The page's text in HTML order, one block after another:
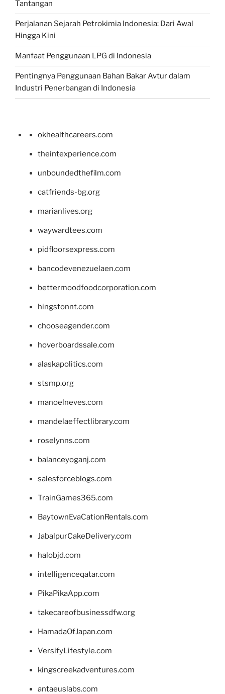
Tantangan
Perjalanan Sejarah Petrokimia Indonesia: Dari Awal
Hingga Kini
Manfaat Penggunaan LPG di Indonesia
Pentingnya Penggunaan Bahan Bakar Avtur dalam
Industri Penerbangan di Indonesia
okhealthcareers.com
theintexperience.com
unboundedthefilm.com
catfriends-bg.org
marianlives.org
waywardtees.com
pidfloorsexpress.com
bancodevenezuelaen.com
bettermoodfoodcorporation.com
hingstonnt.com
chooseagender.com
hoverboardssale.com
alaskapolitics.com
stsmp.org
manoelneves.com
mandelaeffectlibrary.com
roselynns.com
balanceyoganj.com
salesforceblogs.com
TrainGames365.com
BaytownEvaCationRentals.com
JabalpurCakeDelivery.com
halobjd.com
intelligenceqatar.com
PikaPikaApp.com
takecareofbusinessdfw.org
HamadaOfJapan.com
VersifyLifestyle.com
kingscreekadventures.com
antaeuslabs.com